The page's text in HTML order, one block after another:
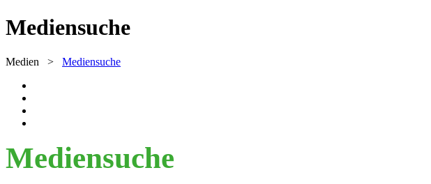
Mediensuche
Medien > Mediensuche
Mediensuche